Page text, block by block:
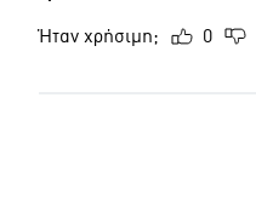
Ήταν χρήσιμη; 0